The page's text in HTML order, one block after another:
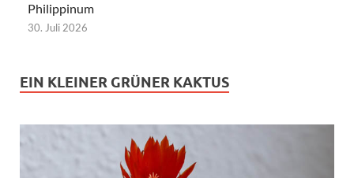
Philippinum
30. Juli 2026
EIN KLEINER GRÜNER KAKTUS